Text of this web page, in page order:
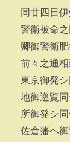
同廿四日
警衛被命
卿御警衛
前々之通
東京御発
地御巡覧
所御発シ
佐倉藩ヘ